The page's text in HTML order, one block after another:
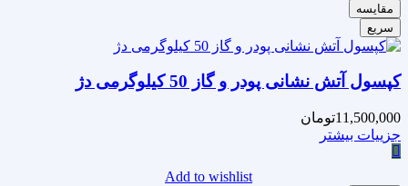
مقایسه
سریع
کپسول آتش نشانی پودر و گاز 50 کیلوگرمی دژ
11,500,000تومان
جزییات بیشتر
Add to wishlist